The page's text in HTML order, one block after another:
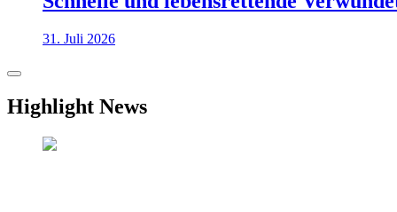
31. Juli 2026
Highlight News